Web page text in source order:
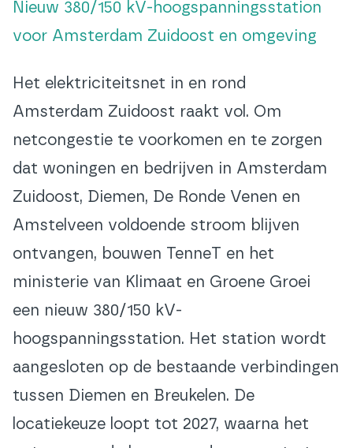
Nieuw 380/150 kV-hoogspanningsstation
voor Amsterdam Zuidoost en omgeving
Het elektriciteitsnet in en rond
Amsterdam Zuidoost raakt vol. Om
netcongestie te voorkomen en te zorgen
dat woningen en bedrijven in Amsterdam
Zuidoost, Diemen, De Ronde Venen en
Amstelveen voldoende stroom blijven
ontvangen, bouwen TenneT en het
ministerie van Klimaat en Groene Groei
een nieuw 380/150 kV-
hoogspanningsstation. Het station wordt
aangesloten op de bestaande verbindingen
tussen Diemen en Breukelen. De
locatiekeuze loopt tot 2027, waarna het